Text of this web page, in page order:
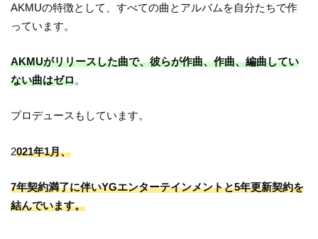
AKMUの特徴として、すべての曲とアルバムを自分たちで作
っています。
AKMUがリリースした曲で、彼らが作曲、作曲、編曲してい
ない曲はゼロ。
プロデュースもしています。
2021年1月、
7年契約満了に伴いYGエンターテインメントと5年更新契約を
結んでいます。